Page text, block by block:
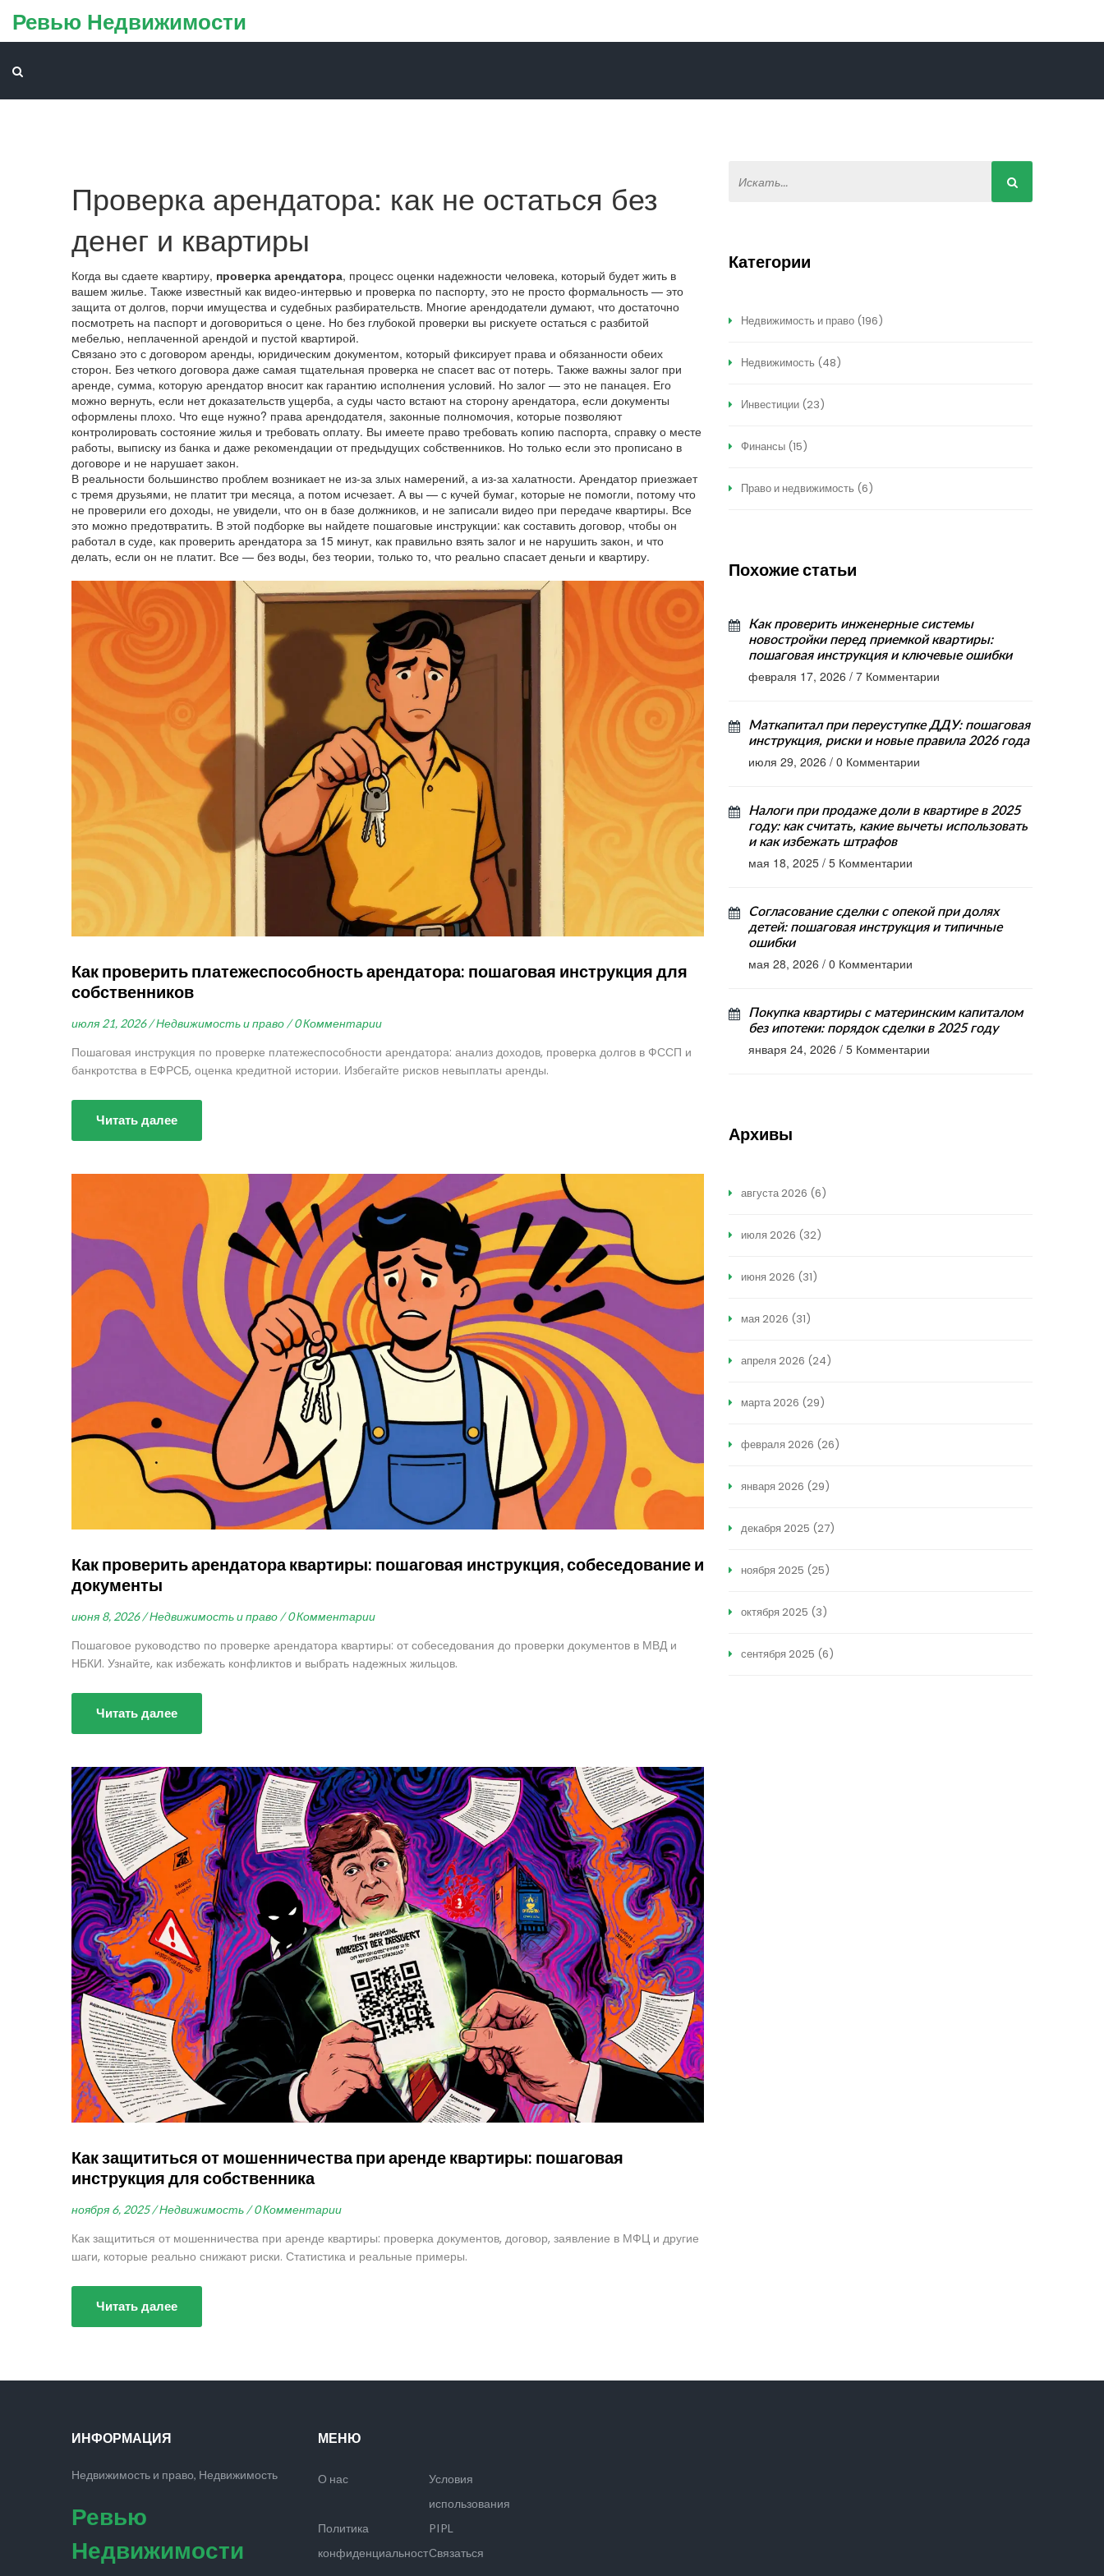
Ревью Недвижимости
Проверка арендатора: как не остаться без
денег и квартиры
Когда вы сдаете квартиру, проверка арендатора, процесс оценки надежности человека, который будет жить в
вашем жилье. Также известный как видео-интервью и проверка по паспорту, это не просто формальность — это
защита от долгов, порчи имущества и судебных разбирательств. Многие арендодатели думают, что достаточно
посмотреть на паспорт и договориться о цене. Но без глубокой проверки вы рискуете остаться с разбитой
мебелью, неплаченной арендой и пустой квартирой.
Связано это с договором аренды, юридическим документом, который фиксирует права и обязанности обеих
сторон. Без четкого договора даже самая тщательная проверка не спасет вас от потерь. Также важны залог при
аренде, сумма, которую арендатор вносит как гарантию исполнения условий. Но залог — это не панацея. Его
можно вернуть, если нет доказательств ущерба, а суды часто встают на сторону арендатора, если документы
оформлены плохо. Что еще нужно? права арендодателя, законные полномочия, которые позволяют
контролировать состояние жилья и требовать оплату. Вы имеете право требовать копию паспорта, справку о месте
работы, выписку из банка и даже рекомендации от предыдущих собственников. Но только если это прописано в
договоре и не нарушает закон.
В реальности большинство проблем возникает не из-за злых намерений, а из-за халатности. Арендатор приезжает
с тремя друзьями, не платит три месяца, а потом исчезает. А вы — с кучей бумаг, которые не помогли, потому что
не проверили его доходы, не увидели, что он в базе должников, и не записали видео при передаче квартиры. Все
это можно предотвратить. В этой подборке вы найдете пошаговые инструкции: как составить договор, чтобы он
работал в суде, как проверить арендатора за 15 минут, как правильно взять залог и не нарушить закон, и что
делать, если он не платит. Все — без воды, без теории, только то, что реально спасает деньги и квартиру.
Как проверить платежеспособность арендатора: пошаговая инструкция для
собственников
июля 21, 2026 / Недвижимость и право / 0 Комментарии
Пошаговая инструкция по проверке платежеспособности арендатора: анализ доходов, проверка долгов в ФССП и
банкротства в ЕФРСБ, оценка кредитной истории. Избегайте рисков невыплаты аренды.
Читать далее
Как проверить арендатора квартиры: пошаговая инструкция, собеседование и
документы
июня 8, 2026 / Недвижимость и право / 0 Комментарии
Пошаговое руководство по проверке арендатора квартиры: от собеседования до проверки документов в МВД и
НБКИ. Узнайте, как избежать конфликтов и выбрать надежных жильцов.
Читать далее
Как защититься от мошенничества при аренде квартиры: пошаговая
инструкция для собственника
ноября 6, 2025 / Недвижимость / 0 Комментарии
Как защититься от мошенничества при аренде квартиры: проверка документов, договор, заявление в МФЦ и другие
шаги, которые реально снижают риски. Статистика и реальные примеры.
Читать далее
Категории
Недвижимость и право (196)
Недвижимость (48)
Инвестиции (23)
Финансы (15)
Право и недвижимость (6)
Похожие статьи
Как проверить инженерные системы
новостройки перед приемкой квартиры:
пошаговая инструкция и ключевые ошибки
февраля 17, 2026 / 7 Комментарии
Маткапитал при переуступке ДДУ: пошаговая
инструкция, риски и новые правила 2026 года
июля 29, 2026 / 0 Комментарии
Налоги при продаже доли в квартире в 2025
году: как считать, какие вычеты использовать
и как избежать штрафов
мая 18, 2025 / 5 Комментарии
Согласование сделки с опекой при долях
детей: пошаговая инструкция и типичные
ошибки
мая 28, 2026 / 0 Комментарии
Покупка квартиры с материнским капиталом
без ипотеки: порядок сделки в 2025 году
января 24, 2026 / 5 Комментарии
Архивы
августа 2026 (6)
июля 2026 (32)
июня 2026 (31)
мая 2026 (31)
апреля 2026 (24)
марта 2026 (29)
февраля 2026 (26)
января 2026 (29)
декабря 2025 (27)
ноября 2025 (25)
октября 2025 (3)
сентября 2025 (6)
ИНФОРМАЦИЯ
Недвижимость и право, Недвижимость
Ревью
Недвижимости
МЕНЮ
О нас
Условия
использования
Политика
конфиденциальности
PIPL
Связаться